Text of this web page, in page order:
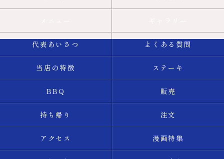
代表あいさつ よくある質問
当店の特徴 ステーキ
BBQ 販売
持ち帰り 注文
アクセス 漫画特集